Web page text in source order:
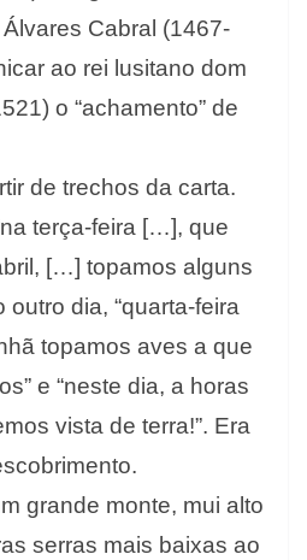
Cabral (1467-
ao rei lusitano dom
o “achamento” de
de trechos da carta.
terça-feira […], que
[…] topamos alguns
outro dia, “quarta-feira
topamos aves a que
e “neste dia, a horas
vista de terra!”. Era
grande monte, mui alto
serras mais baixas ao